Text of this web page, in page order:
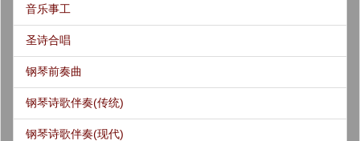
音乐事工
圣诗合唱
钢琴前奏曲
钢琴诗歌伴奏(传统)
钢琴诗歌伴奏(现代)